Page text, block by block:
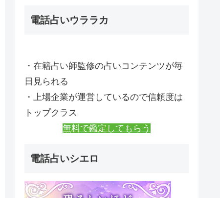
電話占いウララカ
・在籍占い師監修の占いコンテンツが毎
日見られる
・上場企業が運営しているので信頼度は
トップクラス
無料で鑑定してもらう
電話占いシエロ